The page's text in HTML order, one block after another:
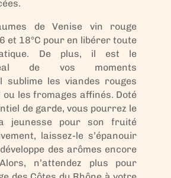
de Venise vin rouge
et 18°C pour en libérer toute
De plus, il est le
de vos moments
sublime les viandes rouges
les fromages affinés. Doté
de garde, vous pourrez le
jeunesse pour son fruité
laissez-le s’épanouir
des arômes encore
n’attendez plus pour